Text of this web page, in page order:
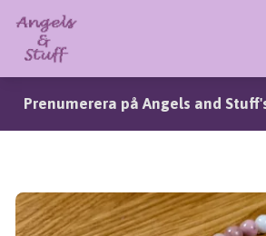
Prenumerera på Angels and